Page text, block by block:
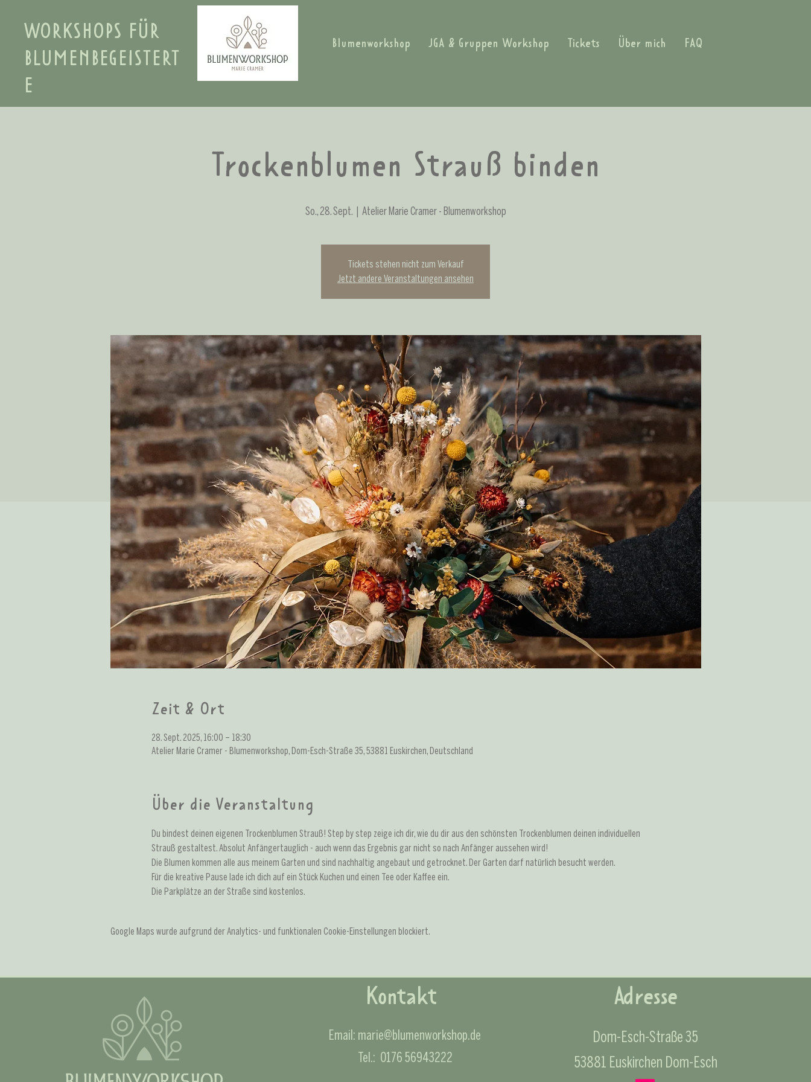
WORKSHOPS FÜR
BLUMENBEGEISTERT
E
Blumenworkshop JGA & Gruppen Workshop Tickets Über mich FAQ
Trockenblumen Strauß binden
So., 28. Sept.
  |
Atelier Marie Cramer - Blumenworkshop
Tickets stehen nicht zum Verkauf
Jetzt andere Veranstaltungen ansehen
Zeit & Ort
28. Sept. 2025, 16:00 – 18:30
Atelier Marie Cramer - Blumenworkshop, Dom-Esch-Straße 35, 53881 Euskirchen, Deutschland
Über die Veranstaltung
Du bindest deinen eigenen Trockenblumen Strauß! Step by step zeige ich dir, wie du dir aus den schönsten Trockenblumen deinen individuellen
Strauß gestaltest. Absolut Anfängertauglich - auch wenn das Ergebnis gar nicht so nach Anfänger aussehen wird!
Die Blumen kommen alle aus meinem Garten und sind nachhaltig angebaut und getrocknet. Der Garten darf natürlich besucht werden.
Für die kreative Pause lade ich dich auf ein Stück Kuchen und einen Tee oder Kaffee ein.
Die Parkplätze an der Straße sind kostenlos.
Google Maps wurde aufgrund der Analytics- und funktionalen Cookie-Einstellungen blockiert.
Kontakt
Email: marie@blumenworkshop.de
Tel.: 0176 56943222
Adresse
Dom-Esch-Straße 35
53881 Euskirchen Dom-Esch